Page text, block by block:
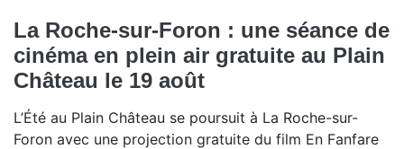
La Roche-sur-Foron : une séance de
cinéma en plein air gratuite au Plain
Château le 19 août
L’Été au Plain Château se poursuit à La Roche-sur-
Foron avec une projection gratuite du film En Fanfare